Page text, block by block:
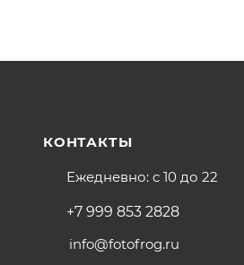
КОНТАКТЫ
Ежедневно: с 10 до 22
+7 999 853 2828
info@fotofrog.ru